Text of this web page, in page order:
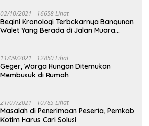
02/10/2021 16658 Lihat
Begini Kronologi Terbakarnya Bangunan
Walet Yang Berada di Jalan Muara
11/09/2021 12850 Lihat
Geger, Warga Hungan Ditemukan
Membusuk di Rumah
21/07/2021 10785 Lihat
Masalah di Penerimaan Peserta, Pemkab
Kotim Harus Cari Solusi